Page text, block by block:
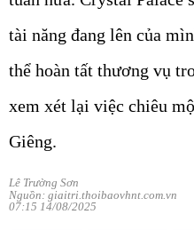
tài năng đang lên của
thể hoàn tất thương vụ
xem xét lại việc chiêu
Giêng.
Lê Trường Sơn
Nguồn: giaitri.thoibaovhnt.com.vn
07:15 14/08/2025